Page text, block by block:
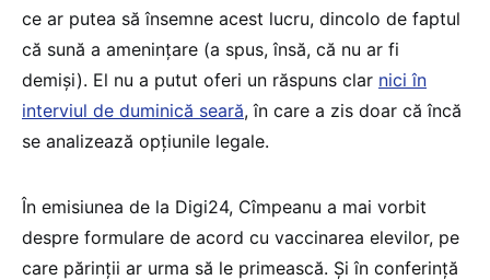
ce ar putea să însemne acest lucru, dincolo de faptul
că sună a amenințare (a spus, însă, că nu ar fi
demiși). El nu a putut oferi un răspuns clar nici în
interviul de duminică seară, în care a zis doar că încă
se analizează opțiunile legale.
În emisiunea de la Digi24, Cîmpeanu a mai vorbit
despre formulare de acord cu vaccinarea elevilor, pe
care părinții ar urma să le primească. Și în conferință